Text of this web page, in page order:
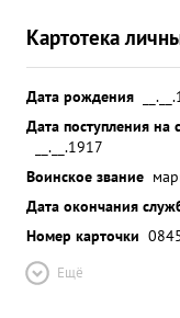
Картотека
Дата рождения
Дата поступления на
__.__.1917
Воинское звание
Дата окончания
Номер карточки
Ещё